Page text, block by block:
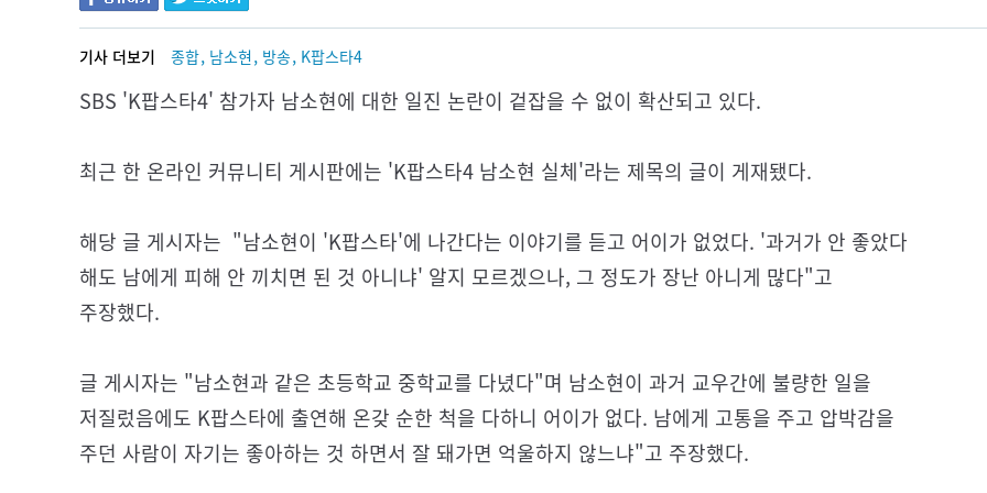
기사 더보기 종합, 남소현, 방송, K팝스타4
SBS 'K팝스타4' 참가자 남소현에 대한 일진 논란이 겉잡을 수 없이 확산되고 있다.
최근 한 온라인 커뮤니티 게시판에는 'K팝스타4 남소현 실체'라는 제목의 글이 게재됐다.
해당 글 게시자는 "남소현이 'K팝스타'에 나간다는 이야기를 듣고 어이가 없었다. '과거가 안 좋았다
해도 남에게 피해 안 끼치면 된 것 아니냐' 알지 모르겠으나, 그 정도가 장난 아니게 많다"고
주장했다.
글 게시자는 "남소현과 같은 초등학교 중학교를 다녔다"며 남소현이 과거 교우간에 불량한 일을
저질렀음에도 K팝스타에 출연해 온갖 순한 척을 다하니 어이가 없다. 남에게 고통을 주고 압박감을
주던 사람이 자기는 좋아하는 것 하면서 잘 돼가면 억울하지 않느냐"고 주장했다.